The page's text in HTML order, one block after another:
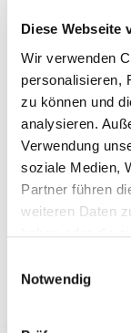
Diese Webseite
Wir verwenden
personalisieren,
zu können und
analysieren.
Verwendung
soziale Medien,
Partner führen
weiteren Daten
Notwendig
seinem
dadurch
an und